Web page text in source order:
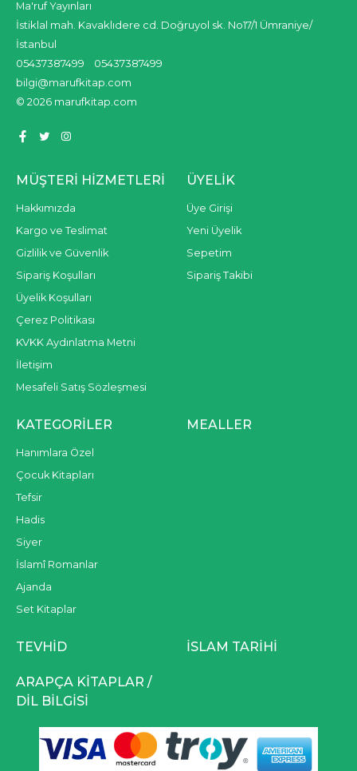
Ma'ruf Yayınları
İstiklal mah. Kavaklıdere cd. Doğruyol sk. No17/1 Ümraniye/
İstanbul
05437387499
05437387499
bilgi@marufkitap.com
© 2026 marufkitap.com
MÜŞTERI HIZMETLERI
Hakkımızda
Kargo ve Teslimat
Gizlilik ve Güvenlik
Sipariş Koşulları
Üyelik Koşulları
Çerez Politikası
KVKK Aydınlatma Metni
İletişim
Mesafeli Satış Sözleşmesi
ÜYELIK
Üye Girişi
Yeni Üyelik
Sepetim
Sipariş Takibi
KATEGORILER
Hanımlara Özel
Çocuk Kitapları
Tefsir
Hadis
Siyer
İslamî Romanlar
Ajanda
Set Kitaplar
MEALLER
TEVHID İSLAM TARIHI
ARAPÇA KITAPLAR /
DIL BILGISI